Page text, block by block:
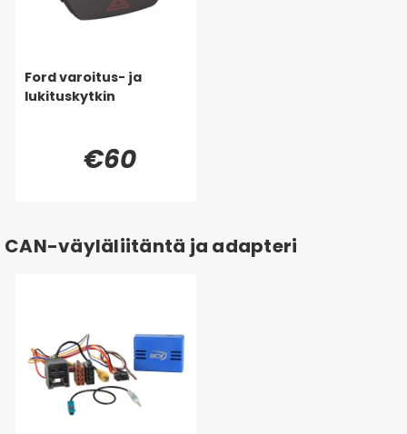
Ford varoitus- ja
lukituskytkin
€60
CAN-väyläliitäntä ja adapteri